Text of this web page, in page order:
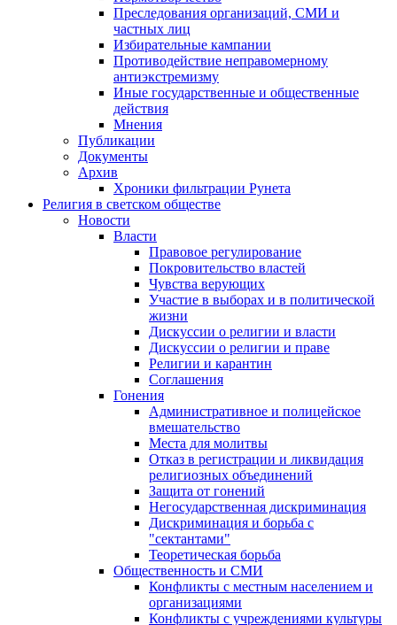
Преследования организаций, СМИ и
частных лиц
Избирательные кампании
Противодействие неправомерному
антиэкстремизму
Иные государственные и общественные
действия
Мнения
Публикации
Документы
Архив
Хроники фильтрации Рунета
Религия в светском обществе
Новости
Власти
Правовое регулирование
Покровительство властей
Чувства верующих
Участие в выборах и в политической
жизни
Дискуссии о религии и власти
Дискуссии о религии и праве
Религии и карантин
Соглашения
Гонения
Административное и полицейское
вмешательство
Места для молитвы
Отказ в регистрации и ликвидация
религиозных объединений
Защита от гонений
Негосударственная дискриминация
Дискриминация и борьба с
"сектантами"
Теоретическая борьба
Общественность и СМИ
Конфликты с местным населением и
организациями
Конфликты с учреждениями культуры